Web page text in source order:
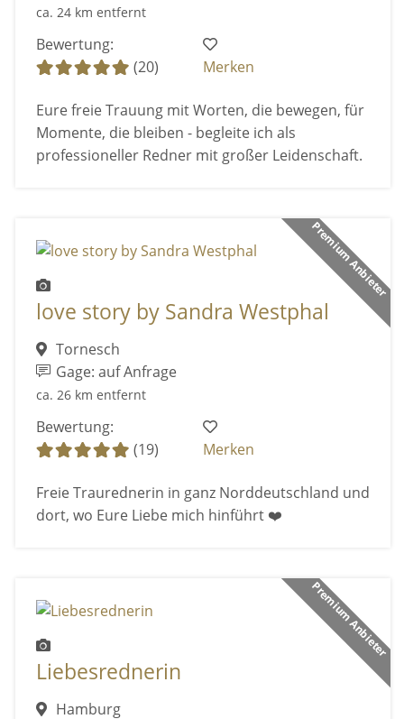
ca. 24 km entfernt
Bewertung:
(20)
Merken
Eure freie Trauung mit Worten, die bewegen, für
Momente, die bleiben - begleite ich als
professioneller Redner mit großer Leidenschaft.
Premium Anbieter
love story by Sandra Westphal
Tornesch
Gage: auf Anfrage
ca. 26 km entfernt
Bewertung:
(19)
Merken
Freie Traurednerin in ganz Norddeutschland und
dort, wo Eure Liebe mich hinführt ❤️
Premium Anbieter
Liebesrednerin
Hamburg